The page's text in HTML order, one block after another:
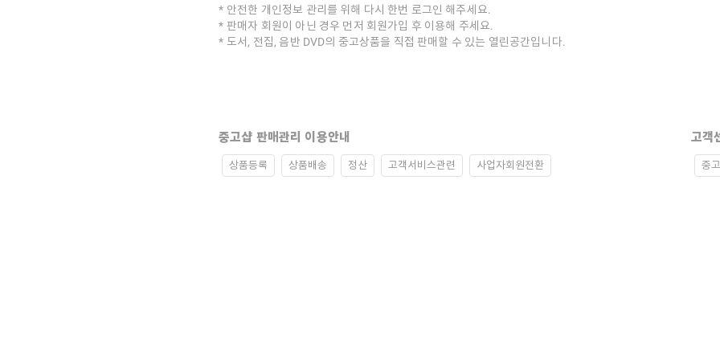
안전한 개인정보 관리를 위해 다시 한번 로그인 해주세요.
판매자 회원이 아닌 경우 먼저 회원가입 후 이용해 주세요.
도서, 전집, 음반 DVD의 중고상품을 직접 판매할 수 있는 열린공간입니다.
중고샵 판매관리 이용안내
상품등록 상품배송 정산 고객서비스관련 사업자회원전환
고객
중